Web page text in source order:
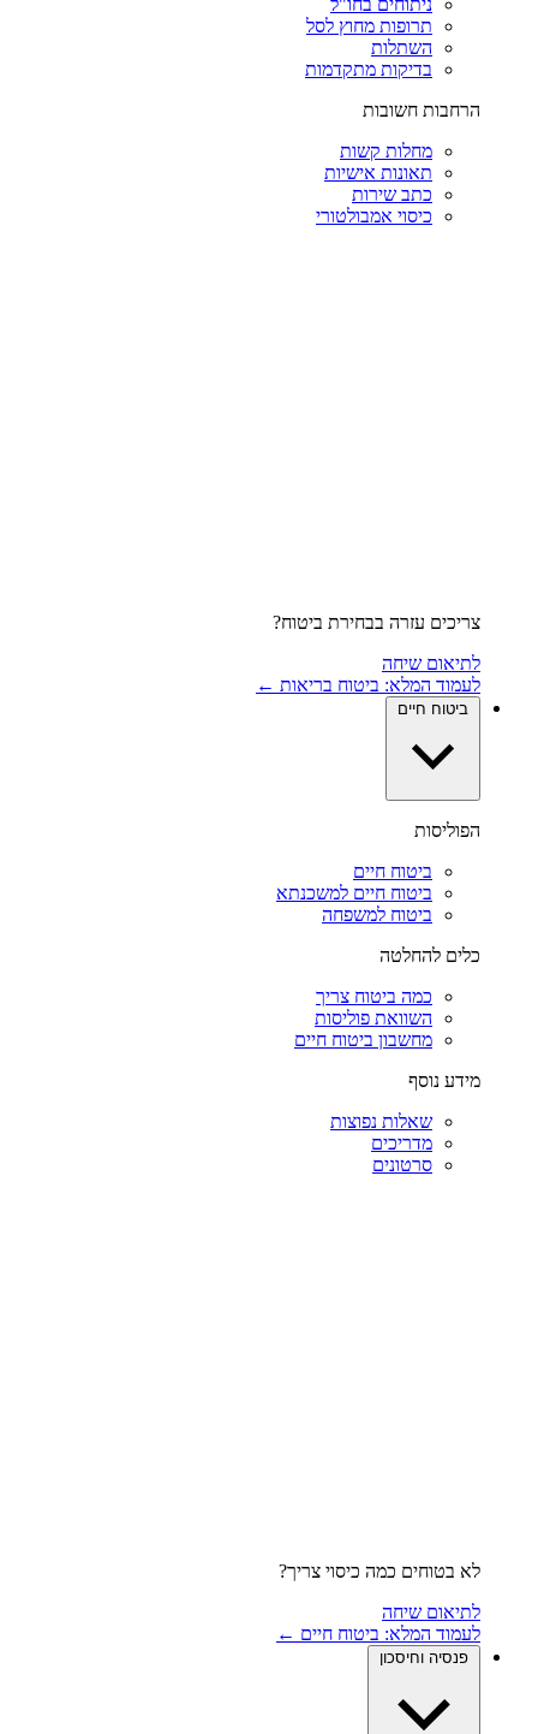
ניתוחים בחו"ל
תרופות מחוץ לסל
השתלות
בדיקות מתקדמות
הרחבות חשובות
מחלות קשות
תאונות אישיות
כתב שירות
כיסוי אמבולטורי
צריכים עזרה בבחירת ביטוח?
לתיאום שיחה
לעמוד המלא: ביטוח בריאות ←
ביטוח חיים
הפוליסות
ביטוח חיים
ביטוח חיים למשכנתא
ביטוח למשפחה
כלים להחלטה
כמה ביטוח צריך
השוואת פוליסות
מחשבון ביטוח חיים
מידע נוסף
שאלות נפוצות
מדריכים
סרטונים
לא בטוחים כמה כיסוי צריך?
לתיאום שיחה
לעמוד המלא: ביטוח חיים ←
פנסיה וחיסכון